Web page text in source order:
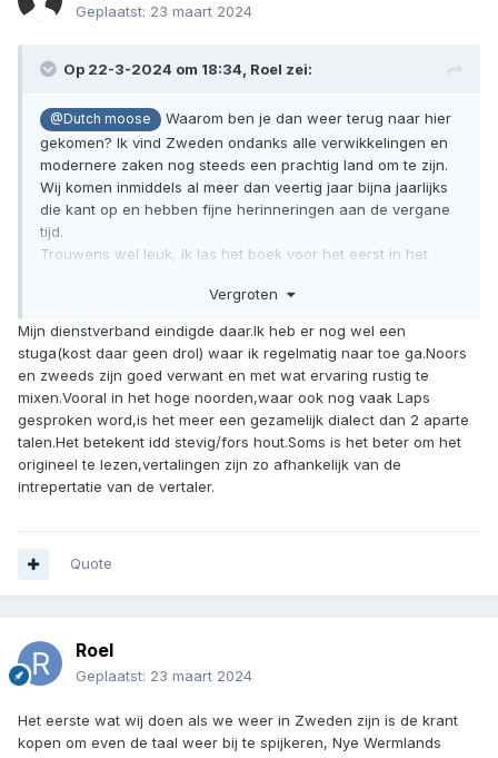
Geplaatst: 23 maart 2024
Op 22-3-2024 om 18:34, Roel zei:
@Dutch moose
Waarom ben je dan weer terug naar hier
gekomen? Ik vind Zweden ondanks alle verwikkelingen en
modernere zaken nog steeds een prachtig land om te zijn.
Wij komen inmiddels al meer dan veertig jaar bijna jaarlijks
die kant op en hebben fijne herinneringen aan de vergane
tijd.
Trouwens wel leuk, ik las het boek voor het eerst in het
het Noors. Wat zoveel wil zeggen als eh, hoe vertaal je dat,
persoon of zo...
Maar dat zul je dan zelf ook wel weten.... 😊
Vergroten
Mijn dienstverband eindigde daar.Ik heb er nog wel een
stuga(kost daar geen drol) waar ik regelmatig naar toe ga.Noors
en zweeds zijn goed verwant en met wat ervaring rustig te
mixen.Vooral in het hoge noorden,waar ook nog vaak Laps
gesproken word,is het meer een gezamelijk dialect dan 2 aparte
talen.Het betekent idd stevig/fors hout.Soms is het beter om het
origineel te lezen,vertalingen zijn zo afhankelijk van de
intrepertatie van de vertaler.
Quote
Roel
Geplaatst: 23 maart 2024
Het eerste wat wij doen als we weer in Zweden zijn is de krant
kopen om even de taal weer bij te spijkeren, Nye Wermlands